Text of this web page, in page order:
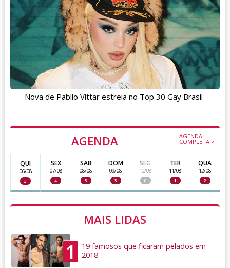
AGENDA AGENDA
COMPLETA >
QUI
06/08
3
SEX
07/08
4
SAB
08/08
5
DOM
09/08
3
SEG
10/08
0
TER
11/08
1
QUA
12/08
2
MAIS LIDAS
1
19 famosos que ficaram pelados em
2018
Nova de Pabllo Vittar estreia no Top 30 Gay Brasil